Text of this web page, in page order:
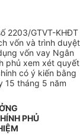
2203/GTVT-KHĐT
vốn và trình duyệt
vốn vay Ngân
phủ xem xét quyết
có ý kiến bằng
15 tháng 5 năm
PHỦ